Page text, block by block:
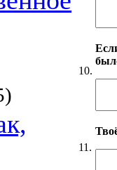
10.
11.